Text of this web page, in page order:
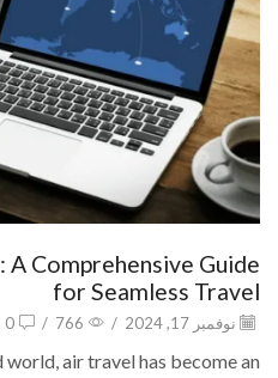
Comprehensive Guide
for Seamless Travel
نوفمبر 17, 2024 /
766
/
0
world, air travel has become an